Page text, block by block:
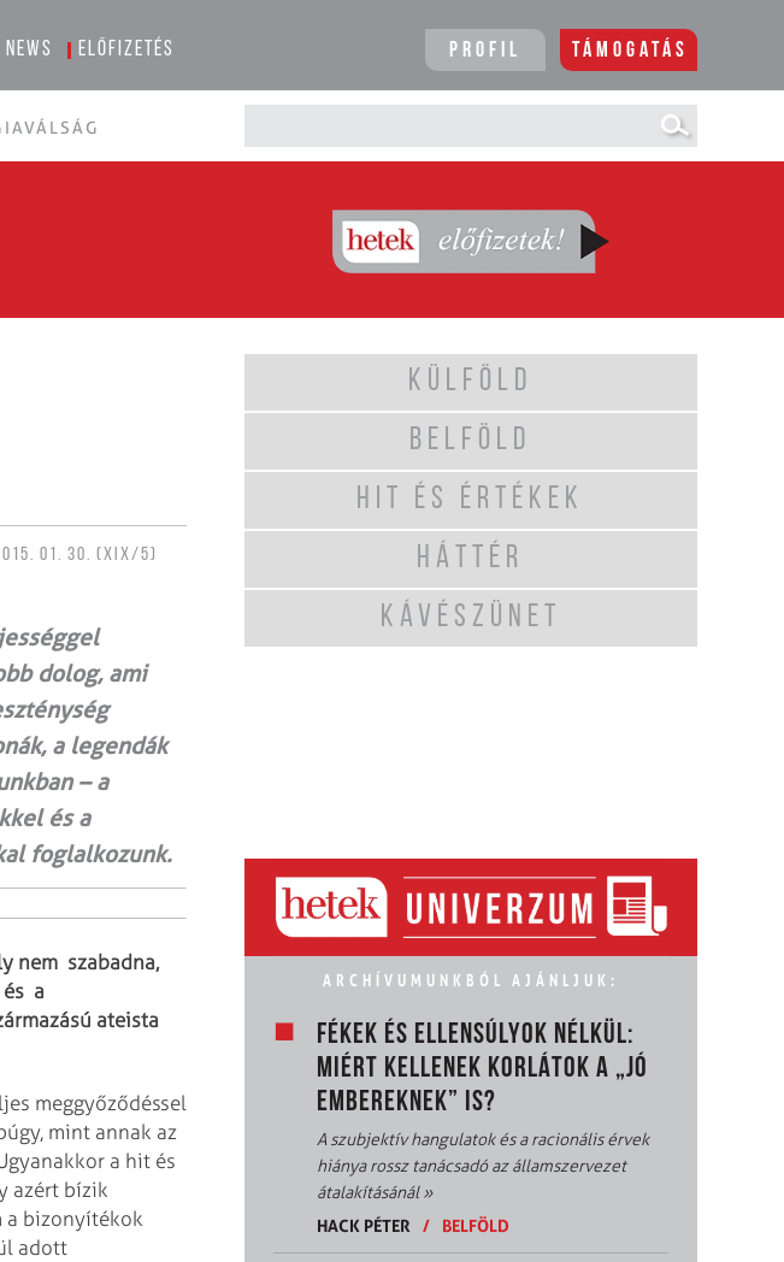
News Előfizetés Profil Támogatás
01. 30. (XIX/5)
dolog, ami
a legendák
– a
és a
foglalkozunk.
nem szabadna,
a
ateista
meggyőződéssel
mint annak az
a hit és
azért bízik
a bizonyítékok
adott
KÜLFÖLD
BELFÖLD
HIT ÉS ÉRTÉKEK
HÁTTÉR
KÁVÉSZÜNET
ARCHÍVUMUNKBÓL AJÁNLJUK:
FÉKEK ÉS ELLENSÚLYOK NÉLKÜL:
MIÉRT KELLENEK KORLÁTOK A „JÓ
EMBEREKNEK” IS?
A szubjektív hangulatok és a racionális érvek
hiánya rossz tanácsadó az államszervezet
átalakításánál»
HACK PÉTER
/ BELFÖLD